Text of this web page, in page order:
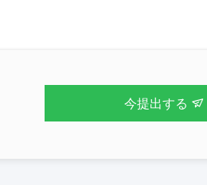
今提出する